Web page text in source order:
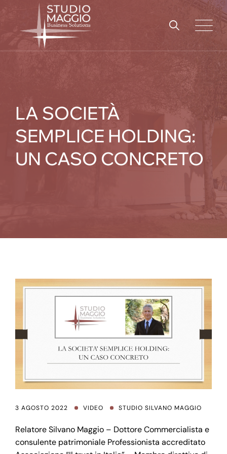
content
LA SOCIETÀ
SEMPLICE HOLDING:
UN CASO CONCRETO
3 AGOSTO 2022 VIDEO STUDIO SILVANO MAGGIO
Relatore Silvano Maggio – Dottore Commercialista e
consulente patrimoniale Professionista accreditato